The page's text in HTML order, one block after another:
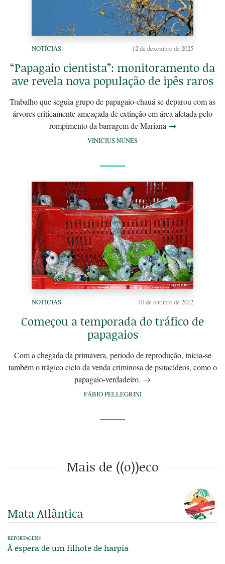
NOTÍCIAS 12 de dezembro de 2025
“Papagaio cientista”: monitoramento da
ave revela nova população de ipês raros
Trabalho que seguia grupo de papagaio-chauá se deparou com as
árvores criticamente ameaçada de extinção em área afetada pelo
rompimento da barragem de Mariana →
VINICIUS NUNES
NOTÍCIAS 10 de outubro de 2012
Começou a temporada do tráfico de
papagaios
Com a chegada da primavera, período de reprodução, inicia-se
também o trágico ciclo da venda criminosa de psitacídeos, como o
papagaio-verdadeiro. →
FÁBIO PELLEGRINI
Mais de ((o))eco
Mata Atlântica
REPORTAGENS
À espera de um filhote de harpia